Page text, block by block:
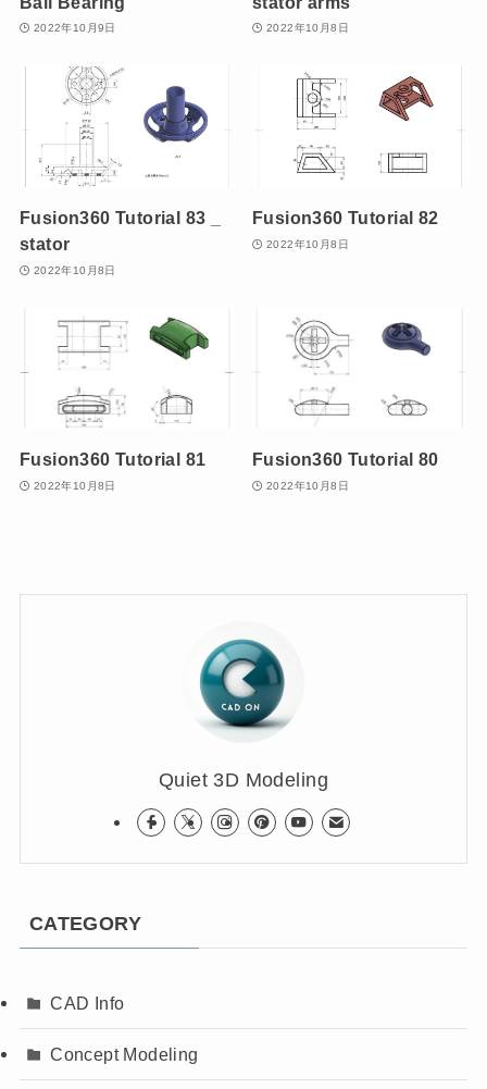
2022年10月9日 2022年10月8日
Fusion360 Tutorial 83 _
stator
2022年10月8日
Fusion360 Tutorial 82
2022年10月8日
Fusion360 Tutorial 81
2022年10月8日
Fusion360 Tutorial 80
2022年10月8日
Quiet 3D Modeling
CATEGORY
CAD Info
Concept Modeling